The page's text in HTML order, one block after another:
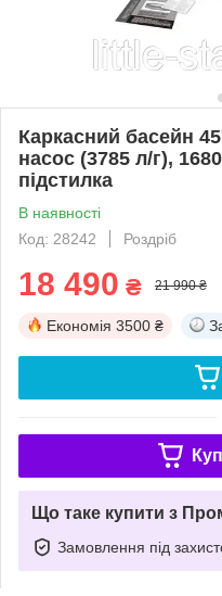
Каркасний басейн
насос (3785 л/г),
підстилка
В наявності
Код: 28242
Роздріб
18 490 ₴ 21 990 ₴
Економія 3500 ₴
Що таке купити з
Замовлення під